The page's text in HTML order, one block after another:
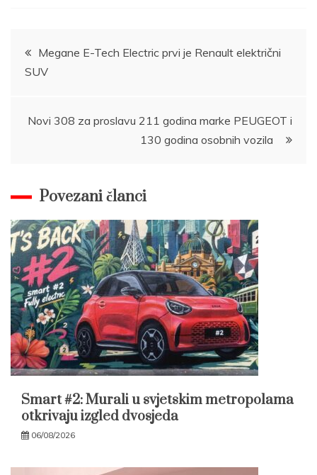
Post
navigation
Megane E-Tech Electric prvi je Renault električni
SUV
Novi 308 za proslavu 211 godina marke PEUGEOT i
130 godina osobnih vozila
Povezani članci
Smart #2: Murali u svjetskim metropolama
otkrivaju izgled dvosjeda
06/08/2026